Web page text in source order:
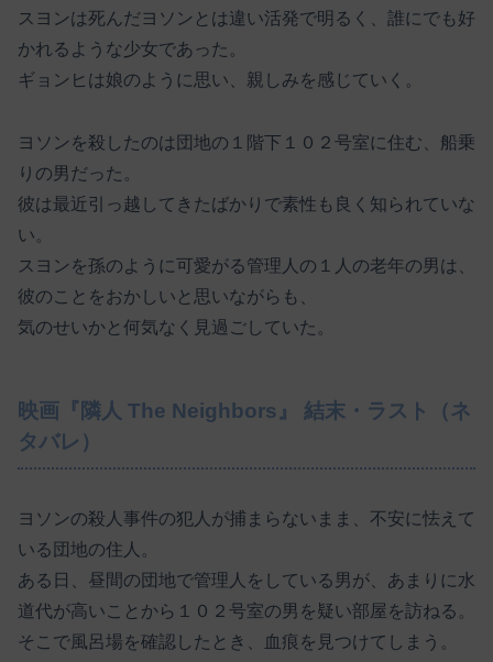
スヨンは死んだヨソンとは違い活発で明るく、誰にでも好
かれるような少女であった。
ギョンヒは娘のように思い、親しみを感じていく。
ヨソンを殺したのは団地の１階下１０２号室に住む、船乗
りの男だった。
彼は最近引っ越してきたばかりで素性も良く知られていな
い。
スヨンを孫のように可愛がる管理人の１人の老年の男は、
彼のことをおかしいと思いながらも、
気のせいかと何気なく見過ごしていた。
映画『隣人 The Neighbors』 結末・ラスト（ネ
タバレ）
ヨソンの殺人事件の犯人が捕まらないまま、不安に怯えて
いる団地の住人。
ある日、昼間の団地で管理人をしている男が、あまりに水
道代が高いことから１０２号室の男を疑い部屋を訪ねる。
そこで風呂場を確認したとき、血痕を見つけてしまう。